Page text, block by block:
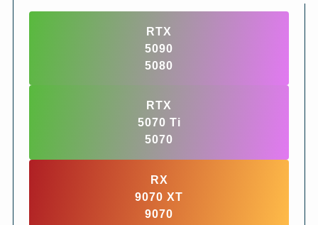
RTX
5090
5080
RTX
5070 Ti
5070
RX
9070 XT
9070